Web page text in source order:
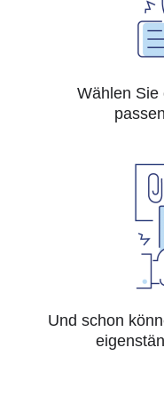
Wählen Sie
Und schon